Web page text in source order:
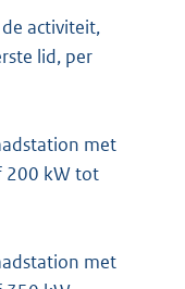
activiteit,
lid, per
met
200 kW tot
met